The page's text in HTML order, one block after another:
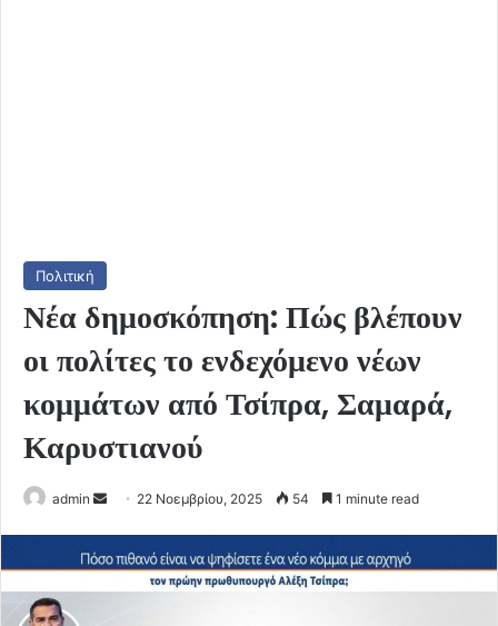
Πολιτική
Νέα δημοσκόπηση: Πώς βλέπουν
οι πολίτες το ενδεχόμενο νέων
κομμάτων από Τσίπρα, Σαμαρά,
Καρυστιανού
admin
Send
email
22 Νοεμβρίου, 2025 54 1 minute read